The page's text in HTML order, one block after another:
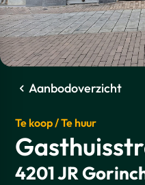
Aanbodoverzicht
Te koop / Te huur
4201 JR